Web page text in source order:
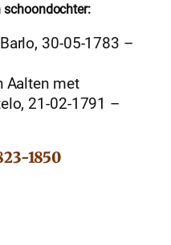
schoondochter:
30-05-1783 –
Aalten met
21-02-1791 –
1850